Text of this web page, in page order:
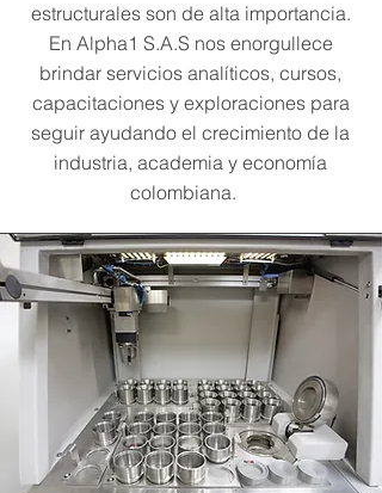
estructurales son de alta importancia.
​En Alpha1 S.A.S nos enorgullece
brindar servicios analíticos, cursos,
capacitaciones y exploraciones para
seguir ayudando el crecimiento de la
industria, academia y economía
colombiana.